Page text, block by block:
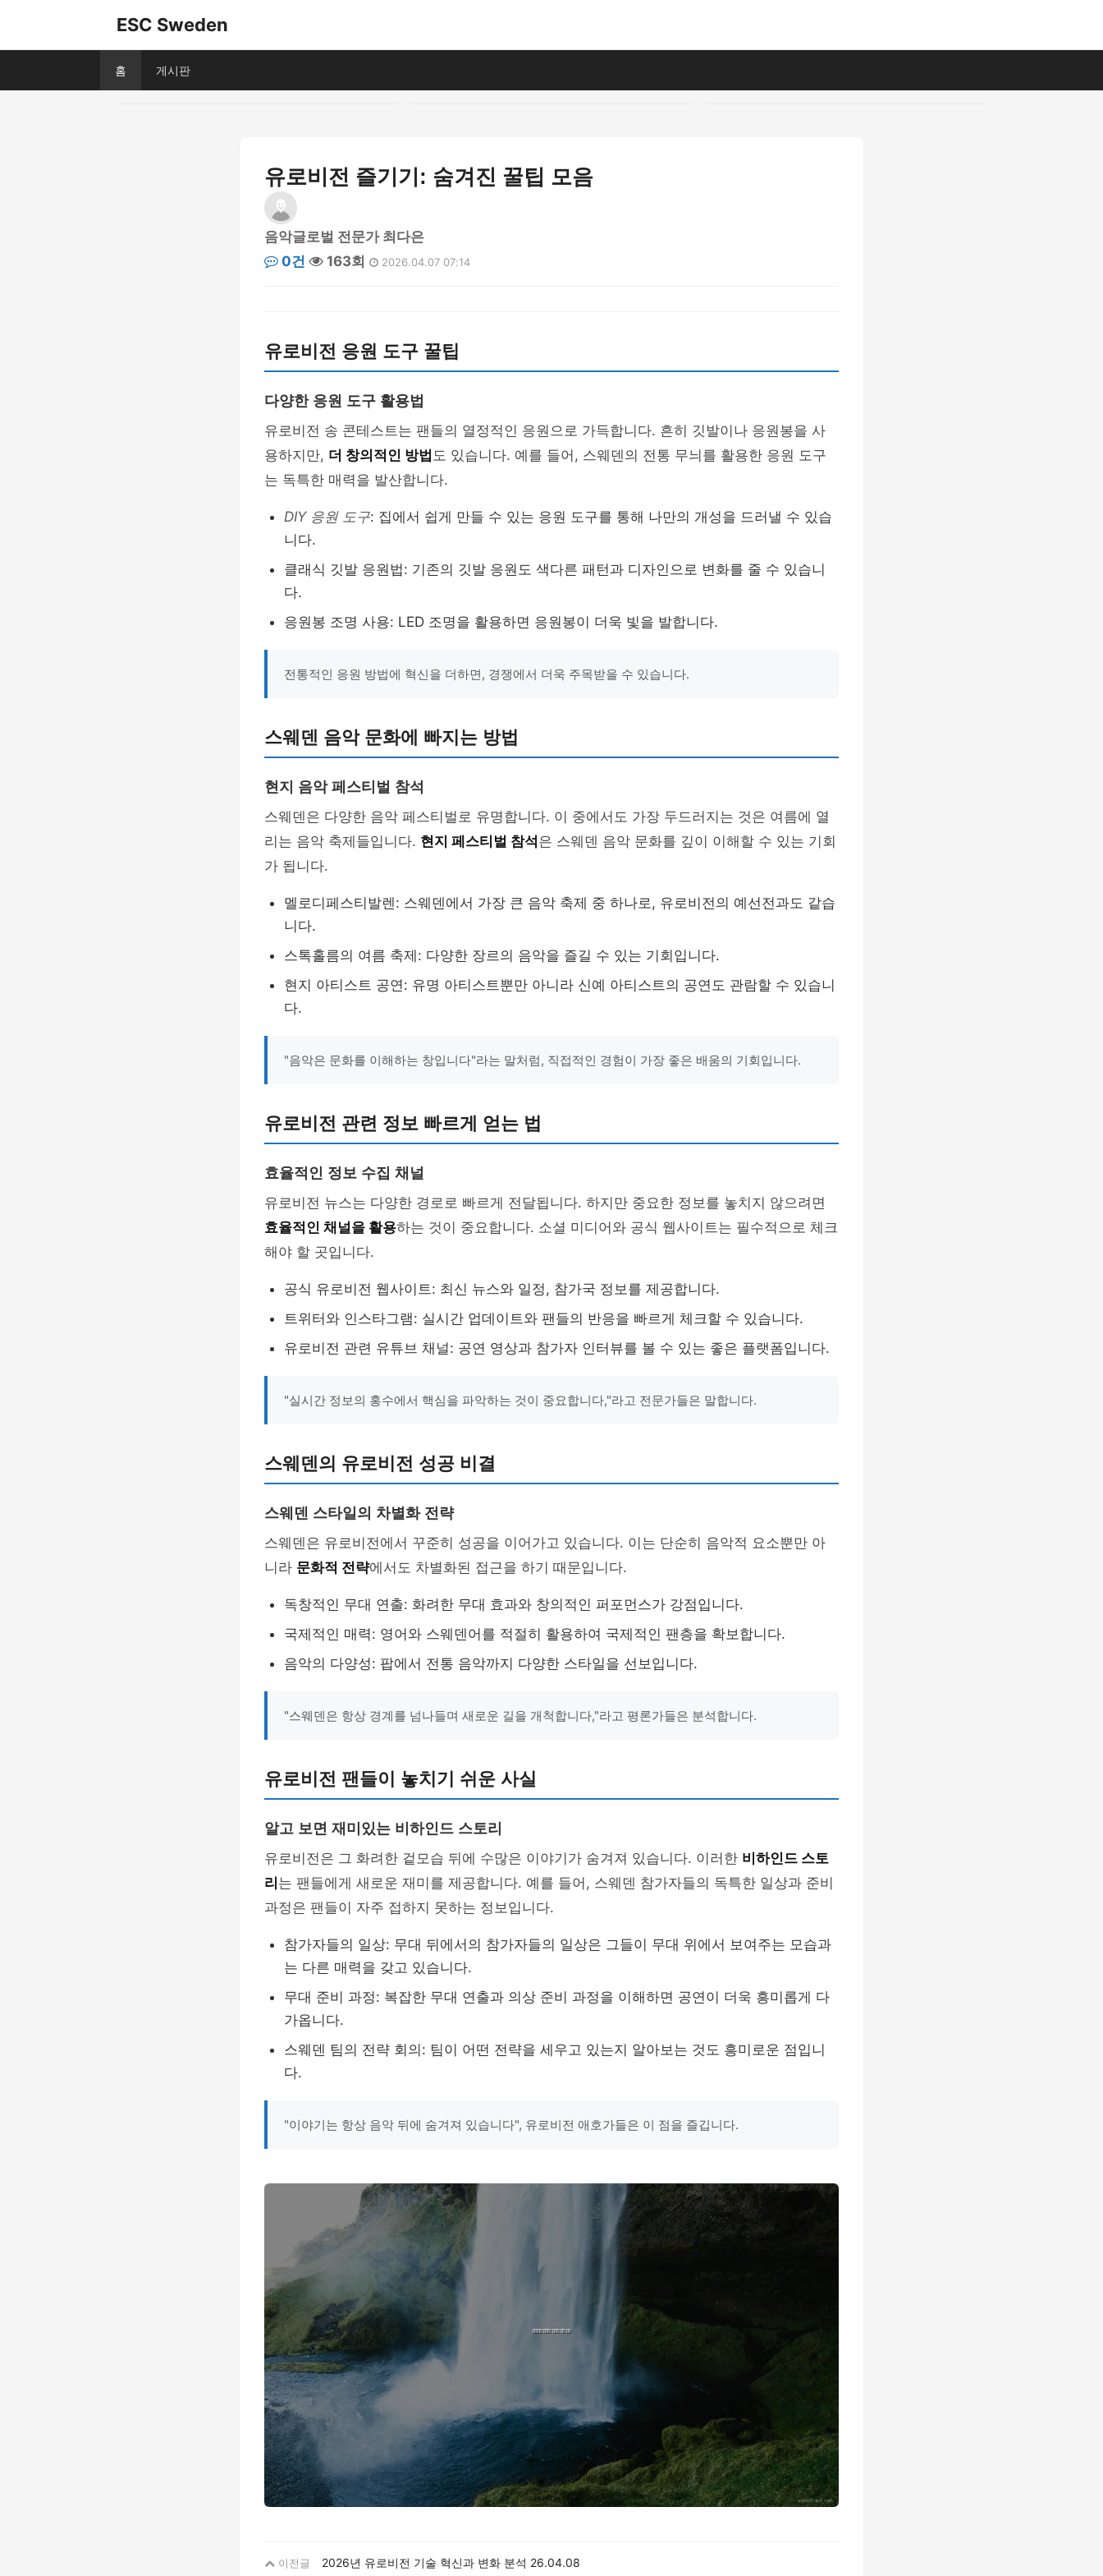
ESC Sweden
홈 게시판
유로비전 즐기기: 숨겨진 꿀팁 모음
음악글로벌 전문가 최다은
0건
163회 2026.04.07 07:14
유로비전 응원 도구 꿀팁
다양한 응원 도구 활용법
유로비전 송 콘테스트는 팬들의 열정적인 응원으로 가득합니다. 흔히 깃발이나 응원봉을 사
용하지만, 더 창의적인 방법 도 있습니다. 예를 들어, 스웨덴의 전통 무늬를 활용한 응원 도구
는 독특한 매력을 발산합니다.
DIY 응원 도구: 집에서 쉽게 만들 수 있는 응원 도구를 통해 나만의 개성을 드러낼 수 있습
니다.
클래식 깃발 응원법: 기존의 깃발 응원도 색다른 패턴과 디자인으로 변화를 줄 수 있습니
다.
응원봉 조명 사용: LED 조명을 활용하면 응원봉이 더욱 빛을 발합니다.
전통적인 응원 방법에 혁신을 더하면, 경쟁에서 더욱 주목받을 수 있습니다.
스웨덴 음악 문화에 빠지는 방법
현지 음악 페스티벌 참석
스웨덴은 다양한 음악 페스티벌로 유명합니다. 이 중에서도 가장 두드러지는 것은 여름에 열
리는 음악 축제들입니다. 현지 페스티벌 참석은 스웨덴 음악 문화를 깊이 이해할 수 있는 기회
가 됩니다.
멜로디페스티발렌: 스웨덴에서 가장 큰 음악 축제 중 하나로, 유로비전의 예선전과도 같습
니다.
스톡홀름의 여름 축제: 다양한 장르의 음악을 즐길 수 있는 기회입니다.
현지 아티스트 공연: 유명 아티스트뿐만 아니라 신예 아티스트의 공연도 관람할 수 있습니
다.
"음악은 문화를 이해하는 창입니다"라는 말처럼, 직접적인 경험이 가장 좋은 배움의 기회입니다.
유로비전 관련 정보 빠르게 얻는 법
효율적인 정보 수집 채널
유로비전 뉴스는 다양한 경로로 빠르게 전달됩니다. 하지만 중요한 정보를 놓치지 않으려면
효율적인 채널을 활용하는 것이 중요합니다. 소셜 미디어와 공식 웹사이트는 필수적으로 체크
해야 할 곳입니다.
공식 유로비전 웹사이트: 최신 뉴스와 일정, 참가국 정보를 제공합니다.
트위터와 인스타그램: 실시간 업데이트와 팬들의 반응을 빠르게 체크할 수 있습니다.
유로비전 관련 유튜브 채널: 공연 영상과 참가자 인터뷰를 볼 수 있는 좋은 플랫폼입니다.
"실시간 정보의 홍수에서 핵심을 파악하는 것이 중요합니다,"라고 전문가들은 말합니다.
스웨덴의 유로비전 성공 비결
스웨덴 스타일의 차별화 전략
스웨덴은 유로비전에서 꾸준히 성공을 이어가고 있습니다. 이는 단순히 음악적 요소뿐만 아
니라 문화적 전략에서도 차별화된 접근을 하기 때문입니다.
독창적인 무대 연출: 화려한 무대 효과와 창의적인 퍼포먼스가 강점입니다.
국제적인 매력: 영어와 스웨덴어를 적절히 활용하여 국제적인 팬층을 확보합니다.
음악의 다양성: 팝에서 전통 음악까지 다양한 스타일을 선보입니다.
"스웨덴은 항상 경계를 넘나들며 새로운 길을 개척합니다,"라고 평론가들은 분석합니다.
유로비전 팬들이 놓치기 쉬운 사실
알고 보면 재미있는 비하인드 스토리
유로비전은 그 화려한 겉모습 뒤에 수많은 이야기가 숨겨져 있습니다. 이러한 비하인드 스토
리 는 팬들에게 새로운 재미를 제공합니다. 예를 들어, 스웨덴 참가자들의 독특한 일상과 준비
과정은 팬들이 자주 접하지 못하는 정보입니다.
참가자들의 일상: 무대 뒤에서의 참가자들의 일상은 그들이 무대 위에서 보여주는 모습과
는 다른 매력을 갖고 있습니다.
무대 준비 과정: 복잡한 무대 연출과 의상 준비 과정을 이해하면 공연이 더욱 흥미롭게 다
가옵니다.
스웨덴 팀의 전략 회의: 팀이 어떤 전략을 세우고 있는지 알아보는 것도 흥미로운 점입니
다.
"이야기는 항상 음악 뒤에 숨겨져 있습니다", 유로비전 애호가들은 이 점을 즐깁니다.
이전글 2026년 유로비전 기술 혁신과 변화 분석 26.04.08